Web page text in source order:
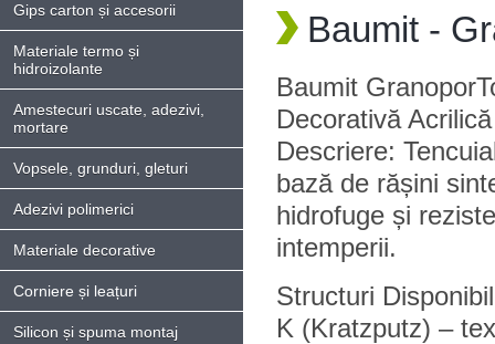
Gips carton și accesorii
Materiale termo și
hidroizolante
Amestecuri uscate, adezivi,
mortare
Vopsele, grunduri, gleturi
Adezivi polimerici
Materiale decorative
Corniere și leațuri
Silicon și spuma montaj
Baumit -
Baumit
Decorativă
Descriere:
bază de rășini
hidrofuge și
intemperii.
Structuri
K (Kratzputz) –